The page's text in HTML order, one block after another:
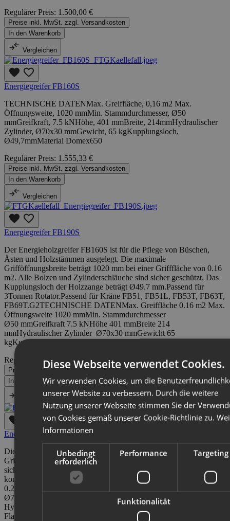
Regulärer Preis: 1.500,00 €
Preise inkl. MwSt. zzgl. Versandkosten
In den Warenkorb
Vergleichen
Energiegreifer FB160S
TECHNISCHE DATENMax. Greiffläche, 0,16 m2 Max.
Öffnungsweite, 1020 mmMin. Stammdurchmesser, Ø50
mmGreifkraft, 7.5 kNHöhe, 401 mmBreite, 214mmHydraulischer
Zylinder, Ø70x30 mmGewicht, 65 kgKupplungsloch,
Ø49,7mmMaterial Domex650
Regulärer Preis: 1.555,33 €
Preise inkl. MwSt. zzgl. Versandkosten
In den Warenkorb
Vergleichen
Energiegreifer FB190S
Der Energieholzgreifer FB160S ist für die Pflege von Büschen,
Ästen und Holzstämmen ausgelegt. Die maximale
Grifföffnungsbreite beträgt 1020 mm bei einer Grifffläche von 0.16
m2. Alle Bolzen und Zylinderschläuche sind sicher geschützt. Das
Kupplungsloch der Holzzange beträgt Ø49.7 mm.Passend für
3Tonnen Rotator.Passend für Kräne FB51, FB51L, FB53T, FB63T,
FB69T.G2TECHNISCHE DATENMax. Greiffläche 0.16 m2 Max.
Öffnungsweite 1020 mmMin. Stammdurchmesser
Ø50 mmGreifkraft 7.5 kNHöhe 401 mmBreite 214
mmHydraulischer Zylinder Ø70x30 mmGewicht 65
kgKupplungsloch Ø49.7mmMaterial Domex650
Regulärer Preis:
1.096,00 €
Preise inkl. MwSt. zzgl. Versandkosten
In den Warenkorb
Vergleichen
Energieholzgreifer FB210S
Die maximale Grifföffnungsbreite beträgt 1310 mm bei einer
Grifffläche von 0.21 m2. Alle Bolzen und Zylinderschläuche sind
sicher geschützt. Energieholzgreifer FB210S kann mit Kran FB69T
kombiniert werden. TECHNISCHE DATEN Max. Greiffläche
0.21 m2 Max. Öffnungsweite 1310 mm Min. Stammdurchmesser
Ø73 mm Greifkraft 7 kN Höhe 494 mm Breite 310 mm
Hydraulischer Zylinder Ø80x40 mm Gewicht 110 kg Befestigung
Flansch / Adapter Material Domex 650
Diese Webseite verwendet Cookies.
Wir verwenden Cookies, um die
unserer Website zu verbessern. Durch die weitere
Nutzung unserer Webseite stimmen Sie der
von Cookies gemäß unserer Cookie-Richtlinie zu.
Informationen
Unbedingt
erforderlich
Performance Targeting
Funktionalität